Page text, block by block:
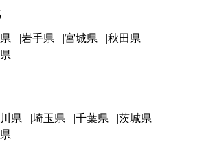
岩手県 宮城県
秋田県
県 埼玉県 千葉県
茨城県